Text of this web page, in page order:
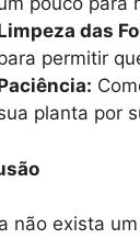
das
permitir
planta por
não exista